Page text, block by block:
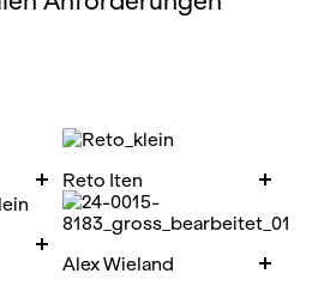
Reto Iten
Alex Wieland